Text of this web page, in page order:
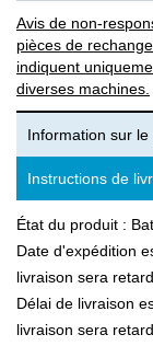
Avis de non-
pièces de
indiquent
diverses machines.
Information sur le
Instructions de
État du produit :
Date d'expédition
livraison sera
Délai de livraison
livraison sera